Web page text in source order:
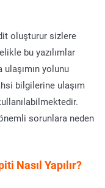
oluşturur sizlere
bu yazılımlar
yolunu
bilgilerine ulaşım
sorunlara neden
Nasıl Yapılır?